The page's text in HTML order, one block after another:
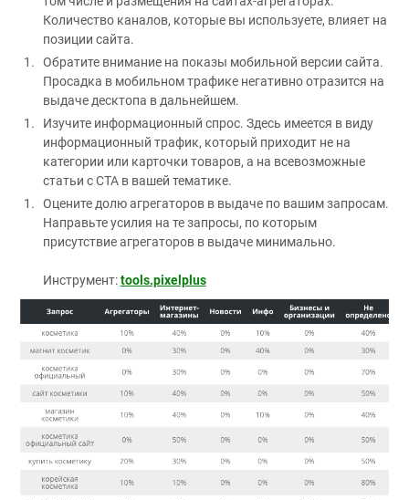
Количество каналов, которые вы используете, влияет на
позиции сайта.
Обратите внимание на показы мобильной версии сайта.
Просадка в мобильном трафике негативно отразится на
выдаче десктопа в дальнейшем.
Изучите информационный спрос. Здесь имеется в виду
информационный трафик, который приходит не на
категории или карточки товаров, а на всевозможные
статьи с CTA в вашей тематике.
Оцените долю агрегаторов в выдаче по вашим запросам.
Направьте усилия на те запросы, по которым
присутствие агрегаторов в выдаче минимально.
Инструмент:tools.pixelplus